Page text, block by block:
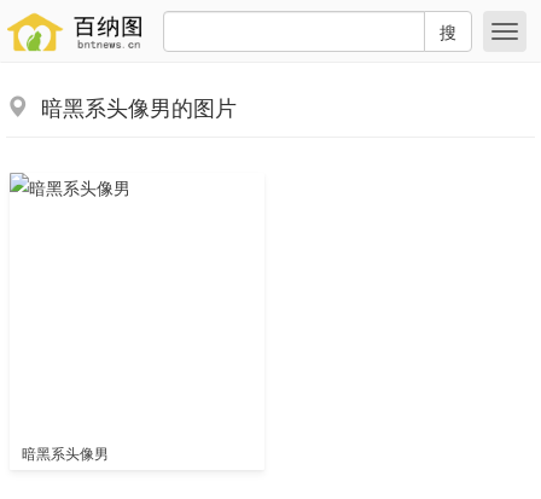
搜
暗黑系头像男的图片
暗黑系头像男